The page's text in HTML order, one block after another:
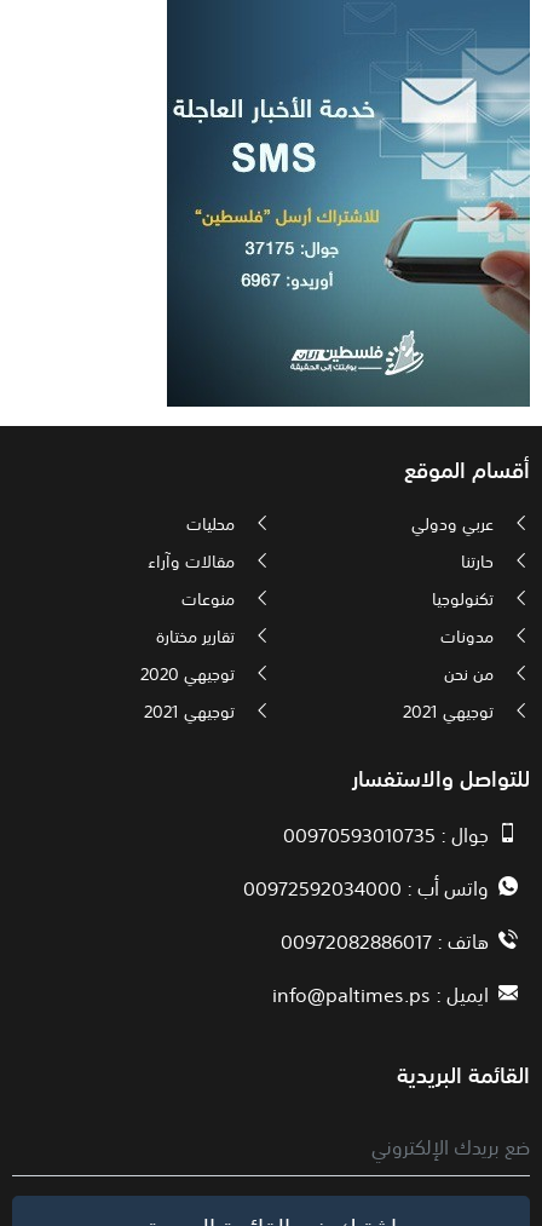
أقسام الموقع
عربي ودولي
محليات
حارتنا
مقالات وآراء
تكنولوجيا
منوعات
مدونات
تقارير مختارة
من نحن
توجيهي 2020
توجيهي 2021
توجيهي 2021
للتواصل والاستفسار
جوال : 00970593010735
واتس أب : 00972592034000
هاتف : 00972082886017
ايميل :info@paltimes.ps
القائمة البريدية